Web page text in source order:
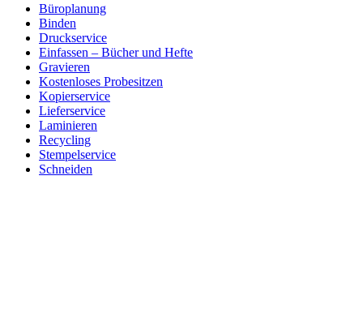
Büroplanung
Binden
Druckservice
Einfassen – Bücher und Hefte
Gravieren
Kostenloses Probesitzen
Kopierservice
Lieferservice
Laminieren
Recycling
Stempelservice
Schneiden